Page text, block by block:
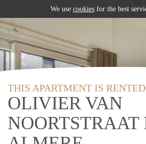
THIS APARTMENT IS
OLIVIER VAN
NOORTSTRAAT
We use cookiesfor the best